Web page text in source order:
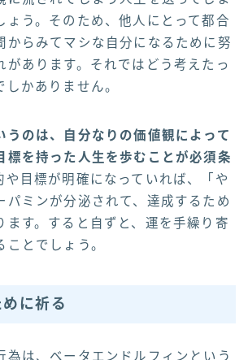
ょう。そのため、他人にとって都合
からみてマシな自分になるために努
があります。それではどう考えたっ
かありません。
うのは、自分なりの価値観によって
標を持った人生を歩むことが必須条
や目標が明確になっていれば、「や
パミンが分泌されて、達成するため
ます。すると自ずと、運を手繰り寄
とでしょう。
に祈る
為は、ベータエンドルフィンという